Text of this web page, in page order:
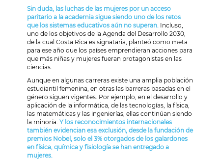
Sin duda, las luchas de las mujeres por un acceso
paritario a la academia sigue siendo uno de los retos
que los sistemas educativos aún no superan. Incluso,
uno de los objetivos de la Agenda del Desarrollo 2030,
de la cual Costa Rica es signataria, planteó como meta
para ese año que los países emprendieran acciones para
que más niñas y mujeres fueran protagonistas en las
ciencias.
Aunque en algunas carreras existe una amplia población
estudiantil femenina, en otras las barreras basadas en el
género siguen vigentes. Por ejemplo, en el desarrollo y
aplicación de la informática, de las tecnologías, la física,
las matemáticas y las ingenierías, ellas continúan siendo
la minoría. Y los reconocimientos internacionales
también evidencian esa exclusión, desde la fundación de
premios Nobel, solo el 3% otorgados de los galardones
en física, química y fisiología se han entregado a
mujeres.